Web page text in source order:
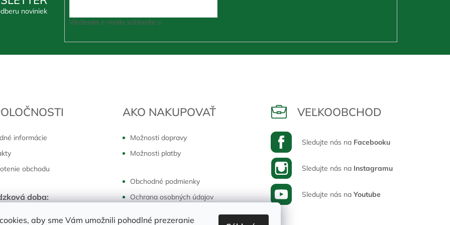
aby sme Vám umožnili pohodlné prezeranie
noviniek
Vložením e-mailu súhlasíte s
informácie
obchodu
doba:
AKO NAKUPOVAŤ
Možnosti dopravy
Možnosti platby
Obchodné podmienky
Ochrana osobných údajov
VEĽKOOBCHOD
Sledujte nás na Facebooku
Sledujte nás na Instagramu
Sledujte nás na Youtube